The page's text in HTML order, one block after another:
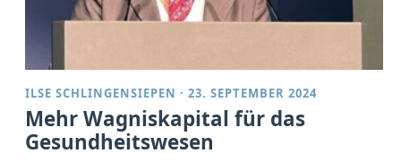
ILSE SCHLINGENSIEPEN ·23. SEPTEMBER 2024
Mehr Wagniskapital für das
Gesundheitswesen